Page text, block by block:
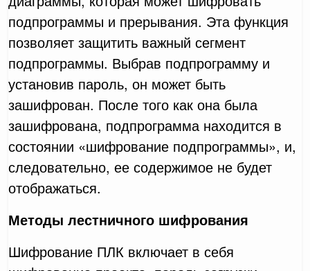
подпрограммы и прерывания. Эта функция
позволяет защитить важный сегмент
подпрограммы. Выбрав подпрограмму и
установив пароль, он может быть
зашифрован. После того как она была
зашифрована, подпрограмма находится в
состоянии «шифрование подпрограммы», и,
следовательно, ее содержимое не будет
отображаться.
Методы лестничного шифрования
Шифрование ПЛК включает в себя